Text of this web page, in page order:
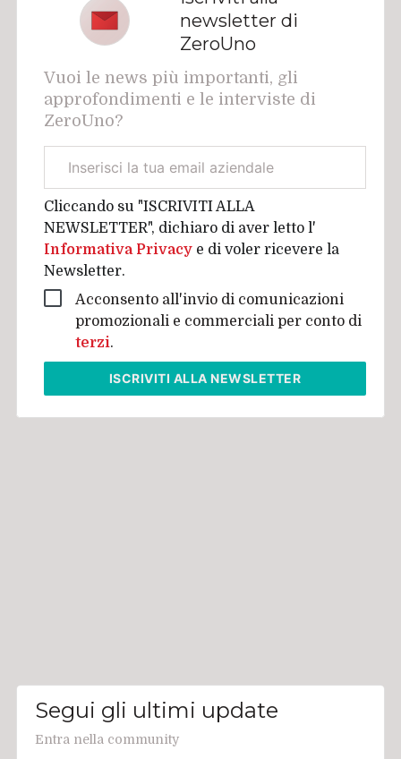
newsletter di
ZeroUno
Vuoi le news più importanti, gli
approfondimenti e le interviste di
ZeroUno?
aziendale
Cliccando su "ISCRIVITI ALLA
NEWSLETTER", dichiaro di aver letto l'
Informativa Privacy e di voler ricevere la
Newsletter.
Acconsento all'invio di comunicazioni
promozionali e commerciali per conto di
terzi.
ISCRIVITI ALLA NEWSLETTER
Segui gli ultimi update
Entra nella community